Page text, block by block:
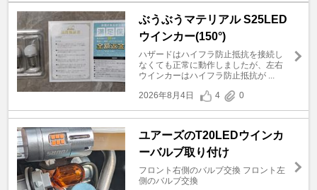
ぶうぶうマテリアル S25LED
ウインカー(150°)
ハザードはハイフラ防止抵抗を接続し
なくても正常に動作しましたが、左右
ウインカーはハイフラ防止抵抗が ...
2026年8月4日
4 0
ユアーズのT20LEDウインカ
ーバルブ取り付け
フロント右側のバルブ交換 フロント左
側のバルブ交換